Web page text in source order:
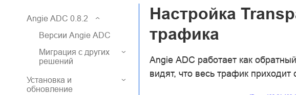
Angie ADC 0.8.2
Версии Angie ADC
Миграция с других
решений
Установка и
обновление
Настройка
трафика
Angie ADC работает как
видят, что весь трафик